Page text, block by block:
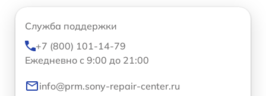
Служба поддержки
+7 (800) 101-14-79
Ежедневно с 9:00 до 21:00
info@prm.sony-repair-center.ru